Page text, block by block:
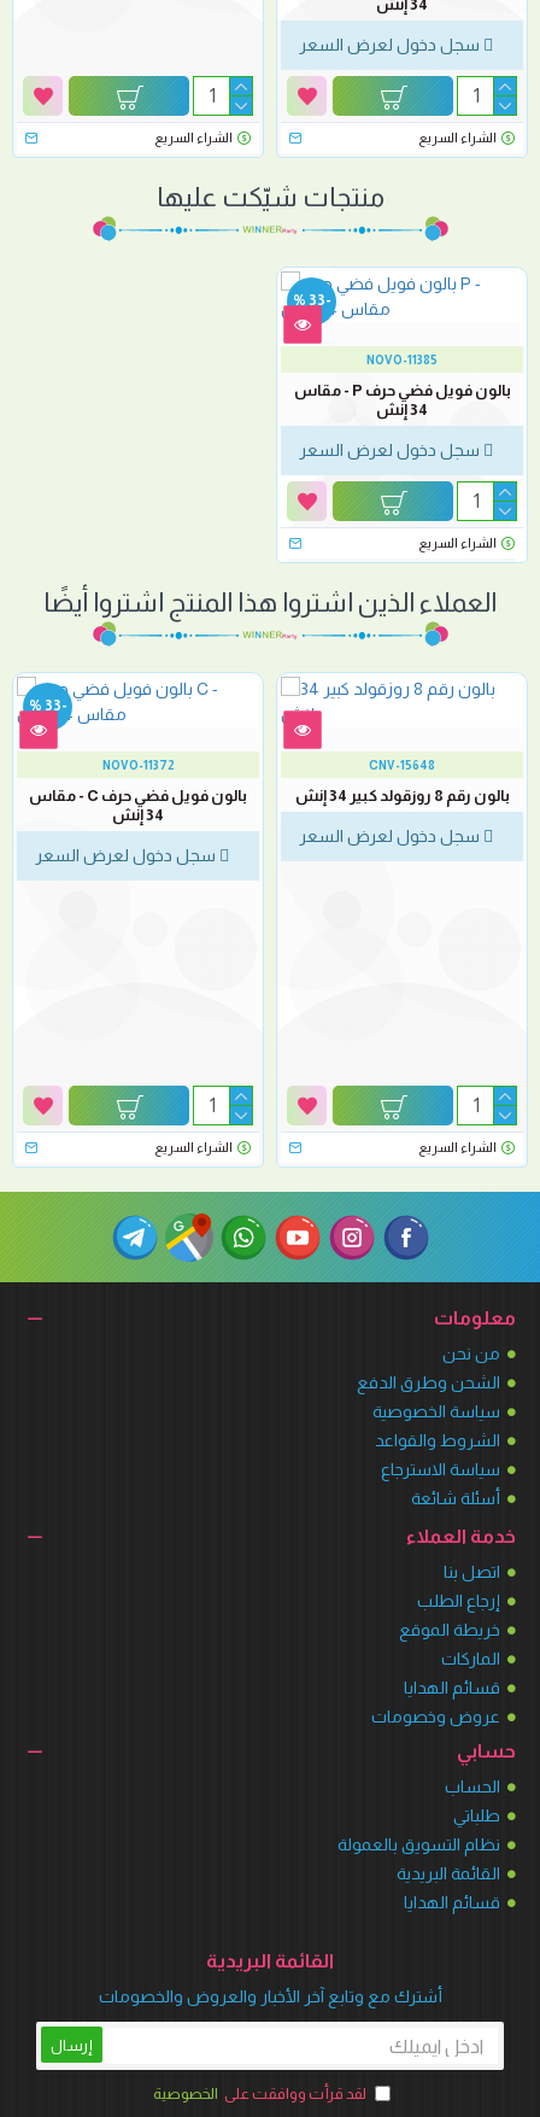
34 إنش
سجل دخول لعرض السعر
الشراء السريع الشراء السريع
منتجات شيّكت عليها
-33 %
NOVO-11385
بالون فويل فضي حرف P - مقاس
34 إنش
سجل دخول لعرض السعر
الشراء السريع
العملاء الذين اشتروا هذا المنتج اشتروا أيضًا
CNV-15648
بالون رقم 8 روزقولد كبير 34 إنش
سجل دخول لعرض السعر
الشراء السريع
-33 %
NOVO-11372
بالون فويل فضي حرف C - مقاس
34 إنش
سجل دخول لعرض السعر
الشراء السريع
معلومات
من نحن
الشحن وطرق الدفع
سياسة الخصوصية
الشروط والقواعد
سياسة الاسترجاع
أسئلة شائعة
خدمة العملاء
اتصل بنا
إرجاع الطلب
خريطة الموقع
الماركات
قسائم الهدايا
عروض وخصومات
حسابي
الحساب
طلباتي
نظام التسويق بالعمولة
القائمة البريدية
قسائم الهدايا
القائمة البريدية
أشترك مع وتابع آخر الأخبار والعروض والخصومات
إرسال
لقد قرأت ووافقت على الخصوصية